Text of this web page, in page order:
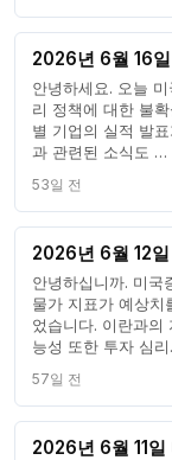
2026년 6월 16
안녕하세요. 오늘
리 정책에 대한 불
별 기업의 실적 발
과 관련된 소식도 …
53일 전
2026년 6월 12
안녕하십니까. 미국
물가 지표가 예상치
었습니다. 이란과의
능성 또한 투자 심
57일 전
2026년 6월 11일